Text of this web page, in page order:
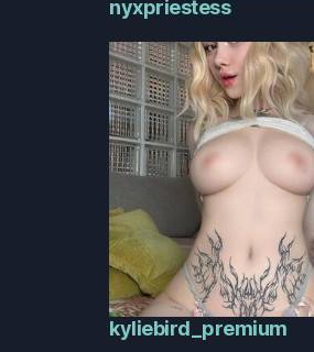
nyxpriestess
kyliebird_premium